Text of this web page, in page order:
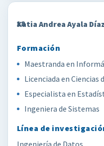
18
Katia Andrea Ayala Díaz
Maestranda en
Licenciada en Ciencias
Especialista en
Ingeniera de Sistemas
Ingeniería de Datos